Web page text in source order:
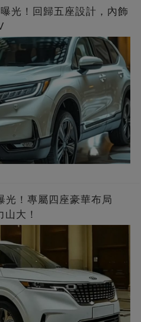
光！回歸五座設計，內飾
光！專屬四座豪華布局
大！